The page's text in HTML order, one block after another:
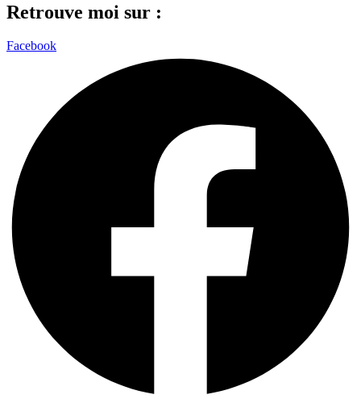
Retrouve moi sur :
Facebook